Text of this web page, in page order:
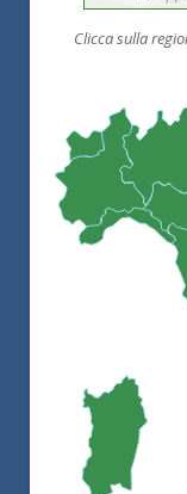
Clicca sulla